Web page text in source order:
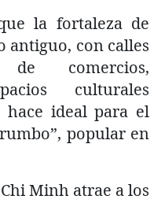
la fortaleza de
antiguo, con calles
de comercios,
culturales
ideal para el
popular en
Minh atrae a los